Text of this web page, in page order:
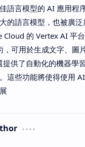
語言模型的 AI 應用程
的語言模型，也被廣
Cloud 的 Vertex AI 平
可用於生成文字、圖
供了自動化的機器學
這些功能將使得使用